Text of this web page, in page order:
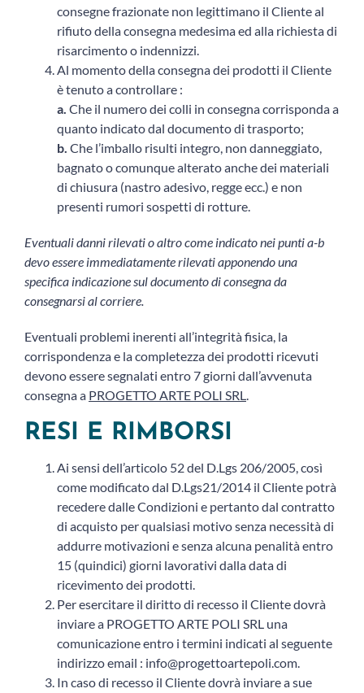
consegne frazionate non legittimano il Cliente al
rifiuto della consegna medesima ed alla richiesta di
risarcimento o indennizzi.
Al momento della consegna dei prodotti il Cliente
è tenuto a controllare :
a. Che il numero dei colli in consegna corrisponda a
quanto indicato dal documento di trasporto;
b. Che l’imballo risulti integro, non danneggiato,
bagnato o comunque alterato anche dei materiali
di chiusura (nastro adesivo, regge ecc.) e non
presenti rumori sospetti di rotture.
Eventuali danni rilevati o altro come indicato nei punti a-b
devo essere immediatamente rilevati apponendo una
specifica indicazione sul documento di consegna da
consegnarsi al corriere.
Eventuali problemi inerenti all’integrità fisica, la
corrispondenza e la completezza dei prodotti ricevuti
devono essere segnalati entro 7 giorni dall’avvenuta
consegna a PROGETTO ARTE POLI SRL.
RESI E RIMBORSI
Ai sensi dell’articolo 52 del D.Lgs 206/2005, così
come modificato dal D.Lgs21/2014 il Cliente potrà
recedere dalle Condizioni e pertanto dal contratto
di acquisto per qualsiasi motivo senza necessità di
addurre motivazioni e senza alcuna penalità entro
15 (quindici) giorni lavorativi dalla data di
ricevimento dei prodotti.
Per esercitare il diritto di recesso il Cliente dovrà
inviare a PROGETTO ARTE POLI SRL una
comunicazione entro i termini indicati al seguente
indirizzo email : info@progettoartepoli.com.
In caso di recesso il Cliente dovrà inviare a sue